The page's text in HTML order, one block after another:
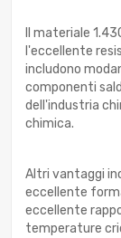
Il materiale
l'eccellente
includono
componenti
dell'industria
chimica.
Altri vantaggi
eccellente
eccellente
temperature